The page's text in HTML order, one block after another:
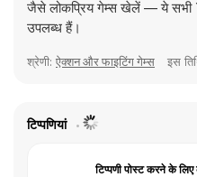
जैसे लोकप्रिय गेम्स खेलें — ये
उपलब्ध हैं।
श्रेणी: ऐक्शन और फाइटिंग गेम्स इस
टिप्पणियां
टिप्पणी पोस्ट करने के